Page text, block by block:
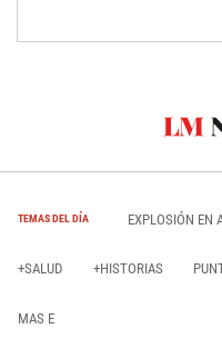
TEMAS DEL DÍA EXPLOSIÓN EN
+SALUD +HISTORIAS
MAS E